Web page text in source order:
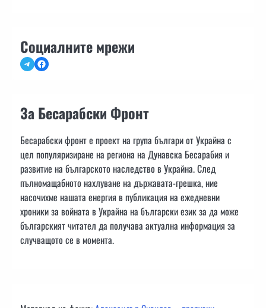
Социалните мрежи
TelegramFacebook
За Бесарабски Фронт
Бесарабски фронт е проект на група българи от Украйна с
цел популяризиране на региона на Дунавска Бесарабия и
развитие на българското наследство в Украйна. След
пълномащабното нахлуване на държавата-грешка, ние
насочихме нашата енергия в публикация на ежедневни
хроники за войната в Украйна на български език за да може
българският читател да получава актуална информация за
случващото се в момента.